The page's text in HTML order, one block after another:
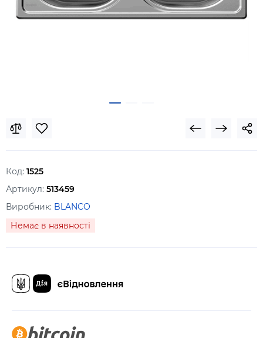
Код: 1525
Артикул: 513459
Виробник: BLANCO
Немає в наявності